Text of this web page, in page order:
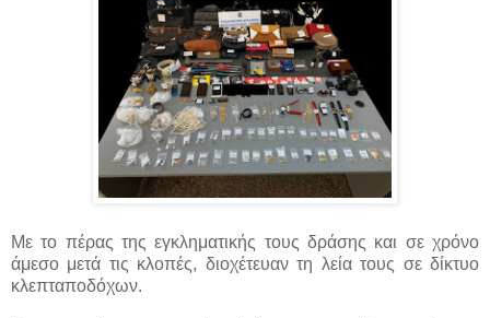
Με το πέρας της εγκληματικής τους δράσης και σε χρόνο
άμεσο μετά τις κλοπές, διοχέτευαν τη λεία τους σε δίκτυο
κλεπταποδόχων.